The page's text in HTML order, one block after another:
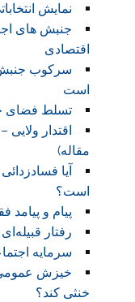
نمایش
جنبش های
اقتصادی
سرکوب
است
تسلط فضای
اقتدار
مقاله)
آیا
است؟
پیام و پیامد
رفتار
سرمایه
خیزش عمومی
خنثی کند؟